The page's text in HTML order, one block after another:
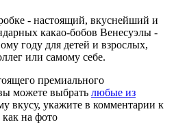
- настоящий, вкуснейший и
какао-бобов Венесуэлы -
году для детей и взрослых,
или самому себе.
премиального
можете выбрать любые из
вкусу, укажите в комментарии к
как на фото